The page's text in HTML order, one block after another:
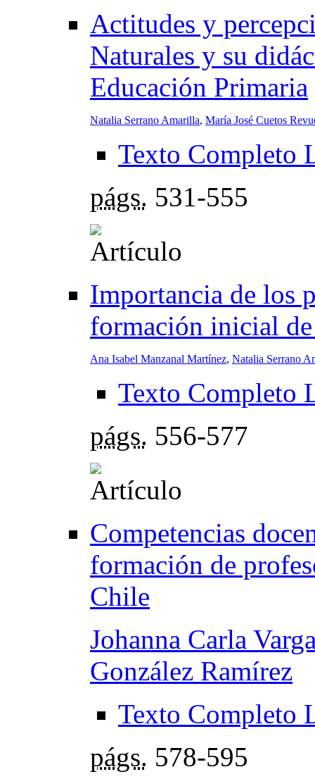
Actitudes y
Naturales y su
Educación Primaria
Natalia Serrano Amarilla, María José Cuetos
Texto Completo
págs. 531-555
Importancia de los
formación inicial
Ana Isabel Manzanal Martínez, Natalia Serrano
Texto Completo
págs. 556-577
Competencias
formación de
Chile
Johanna Carla
González Ramírez
Texto Completo
págs. 578-595